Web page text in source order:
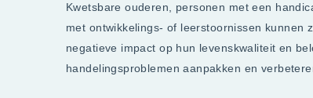
Kwetsbare ouderen, personen met een
met ontwikkelings- of leerstoornissen kunnen
negatieve impact op hun levenskwaliteit en
handelingsproblemen aanpakken en